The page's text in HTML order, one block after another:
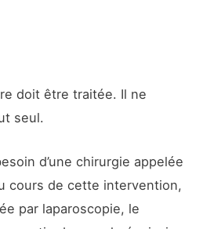
doit être traitée. Il ne
seul.
d’une chirurgie appelée
cours de cette intervention,
par laparoscopie, le